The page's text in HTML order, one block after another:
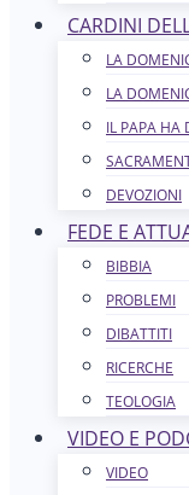
CARDINI
LA
LA
IL PAPA HA
DEVOZIONI
FEDE E
BIBBIA
PROBLEMI
DIBATTITI
RICERCHE
TEOLOGIA
VIDEO E
VIDEO